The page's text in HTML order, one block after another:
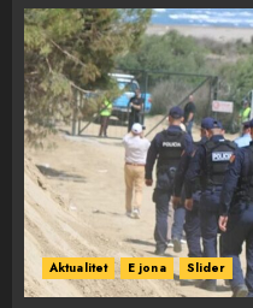
Aktualitet E jona Slider